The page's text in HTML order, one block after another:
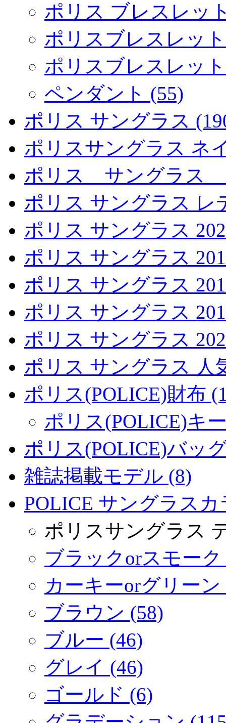
ポリス ブレスレッ
ポリスブレスレッ
ポリスブレスレッ
ペンダント (55)
ポリス サングラス
ポリスサングラス ネ
ポリス サングラス
ポリス サングラス レ
ポリス サングラス
ポリス サングラス
ポリス サングラス
ポリス サングラス
ポリス サングラス
ポリス サングラス
ポリス(POLICE)財布
ポリス(POLICE)キ
ポリス(POLICE)バッ
雑誌掲載モデル (8)
POLICE サングラスカ
ポリスサングラス
ブラックorスモーク
カーキーorグリーン
ブラウン (58)
ブルー (46)
グレイ (46)
ゴールド (6)